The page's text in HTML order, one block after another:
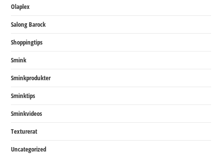
Olaplex
Salong Barock
Shoppingtips
Smink
Sminkprodukter
Sminktips
Sminkvideos
Texturerat
Uncategorized